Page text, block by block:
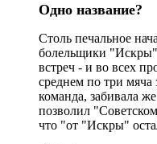
Одно название?
Столь печальное
болельщики
встреч - и во всех
среднем по три мяча
команда, забивала
позволил
что "от "Искры"